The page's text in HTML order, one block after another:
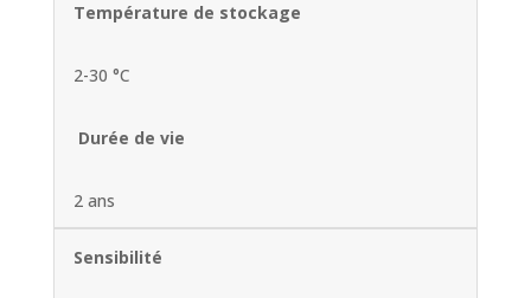
Température de stockage
2-30 °C
Durée de vie
2 ans
Sensibilité